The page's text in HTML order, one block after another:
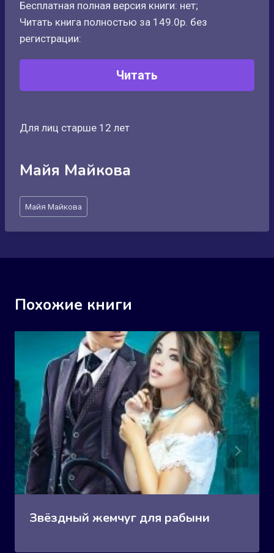
Бесплатная полная версия книги: нет;
Читать книга полностью за 149.0р. без
регистрации:
Читать
Для лиц старше 12 лет
Майя Майкова
Метки
записи:
Майя Майкова
Похожие книги
Звёздный жемчуг для рабыни